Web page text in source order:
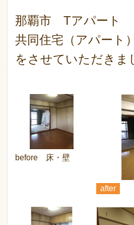
那覇市 Tアパート
共同住宅（アパート
をさせていただきま
before 床・壁
after